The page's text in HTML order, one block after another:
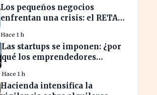
Los pequeños negocios
enfrentan una crisis: el RETA
Hace 1 h
Las startups se imponen: ¿por
qué los emprendedores
rezagados?
Hace 1 h
Hacienda intensifica la